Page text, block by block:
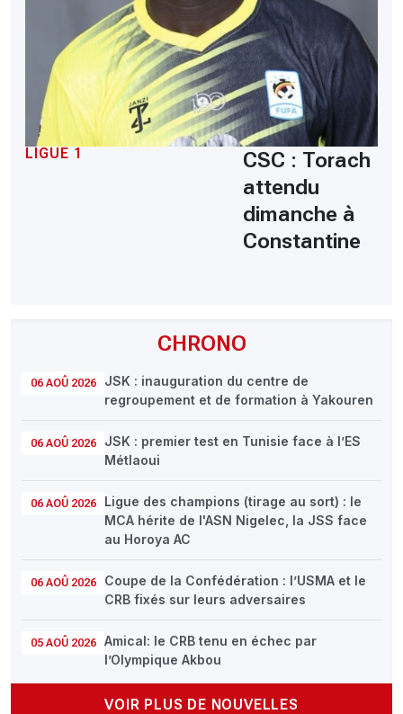
CHRONO
06 AOÛ 2026
JSK : inauguration du centre de
regroupement et de formation à Yakouren
06 AOÛ 2026
JSK : premier test en Tunisie face à l’ES
Métlaoui
06 AOÛ 2026
Ligue des champions (tirage au sort) : le
MCA hérite de l'ASN Nigelec, la JSS face
au Horoya AC
06 AOÛ 2026
Coupe de la Confédération : l’USMA et le
CRB fixés sur leurs adversaires
05 AOÛ 2026
Amical: le CRB tenu en échec par
l’Olympique Akbou
VOIR PLUS DE NOUVELLES
LIGUE 1
CSC : Torach
attendu
dimanche à
Constantine